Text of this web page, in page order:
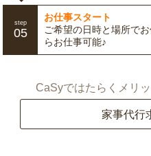
step
05
お仕事スタート
ご希望の日時と場所で
らお仕事可能♪
CaSyではたらくメリ
家事代行